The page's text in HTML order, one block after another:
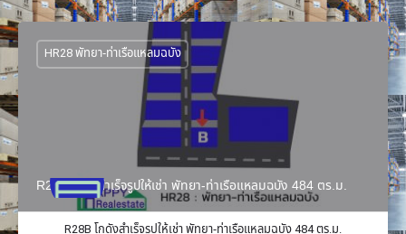
R28B โกดังสำเร็จรูปให้เช่า พัทยา-ท่าเรือแหลมฉบัง 484 ตร.ม.
HR28 พัทยา-ท่าเรือแหลมฉบัง
R28B โกดังสำเร็จรูปให้เช่า พัทยา-ท่าเรือแหลมฉบัง 484 ตร.ม.